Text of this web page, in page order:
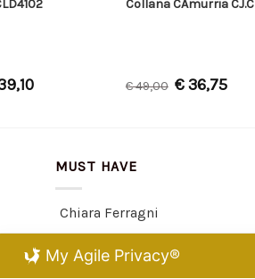
Collana CAmurria
€49,00 €36,75
MUST HAVE
Chiara Ferragni
Kidult
Dodo Mariani
My Agile Privacy®